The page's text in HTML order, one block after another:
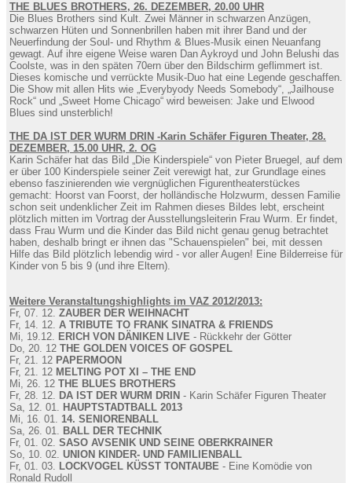
THE BLUES BROTHERS, 26. DEZEMBER, 20.00 UHR
Die Blues Brothers sind Kult. Zwei Männer in schwarzen Anzügen,
schwarzen Hüten und Sonnenbrillen haben mit ihrer Band und der
Neuerfindung der Soul- und Rhythm & Blues-Musik einen Neuanfang
gewagt. Auf ihre eigene Weise waren Dan Aykroyd und John Belushi das
Coolste, was in den späten 70ern über den Bildschirm geflimmert ist.
Dieses komische und verrückte Musik-Duo hat eine Legende geschaffen.
Die Show mit allen Hits wie „Everybyody Needs Somebody“, „Jailhouse
Rock“ und „Sweet Home Chicago“ wird beweisen: Jake und Elwood
Blues sind unsterblich!
THE DA IST DER WURM DRIN -Karin Schäfer Figuren Theater, 28.
DEZEMBER, 15.00 UHR, 2. OG
Karin Schäfer hat das Bild „Die Kinderspiele“ von Pieter Bruegel, auf dem
er über 100 Kinderspiele seiner Zeit verewigt hat, zur Grundlage eines
ebenso faszinierenden wie vergnüglichen Figurentheaterstückes
gemacht: Hoorst van Foorst, der holländische Holzwurm, dessen Familie
schon seit undenklicher Zeit im Rahmen dieses Bildes lebt, erscheint
plötzlich mitten im Vortrag der Ausstellungsleiterin Frau Wurm. Er findet,
dass Frau Wurm und die Kinder das Bild nicht genau genug betrachtet
haben, deshalb bringt er ihnen das "Schauenspielen" bei, mit dessen
Hilfe das Bild plötzlich lebendig wird - vor aller Augen! Eine Bilderreise für
Kinder von 5 bis 9 (und ihre Eltern).
Weitere Veranstaltungshighlights im VAZ 2012/2013:
Fr, 07. 12. ZAUBER DER WEIHNACHT
Fr, 14. 12. A TRIBUTE TO FRANK SINATRA & FRIENDS
Mi, 19.12. ERICH VON DÄNIKEN LIVE - Rückkehr der Götter
Do, 20. 12 THE GOLDEN VOICES OF GOSPEL
Fr, 21. 12 PAPERMOON
Fr, 21. 12 MELTING POT XI – THE END
Mi, 26. 12 THE BLUES BROTHERS
Fr, 28. 12. DA IST DER WURM DRIN - Karin Schäfer Figuren Theater
Sa, 12. 01. HAUPTSTADTBALL 2013
Mi, 16. 01. 14. SENIORENBALL
Sa, 26. 01. BALL DER TECHNIK
Fr, 01. 02. SASO AVSENIK UND SEINE OBERKRAINER
So, 10. 02. UNION KINDER- UND FAMILIENBALL
Fr, 01. 03. LOCKVOGEL KÜSST TONTAUBE - Eine Komödie von
Ronald Rudoll